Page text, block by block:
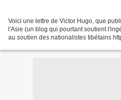
Voici une lettre de Victor Hugo, que
l'Asie (un blog qui pourtant soutient
au soutien des nationalistes tibétains